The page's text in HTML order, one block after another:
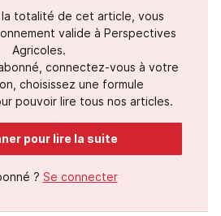
totalité de cet article, vous
valide à Perspectives
Agricoles.
connectez-vous à votre
choisissez une formule
pouvoir lire tous nos articles.
pour lire la suite
? Se connecter